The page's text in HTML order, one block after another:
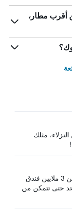
أقرب مطار،
مثلك
يبحث HotelsCombined في أكثر من 3 ملايين فندق
حتى تتمكن من